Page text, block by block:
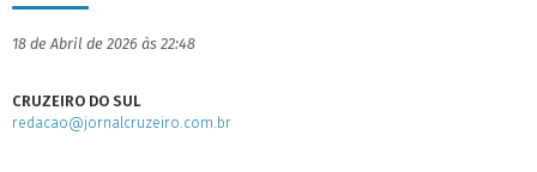
18 de Abril de 2026 às 22:48
CRUZEIRO DO SUL
redacao@jornalcruzeiro.com.br